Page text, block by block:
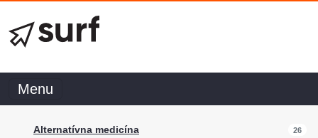
Menu
Alternatívna medicína 26